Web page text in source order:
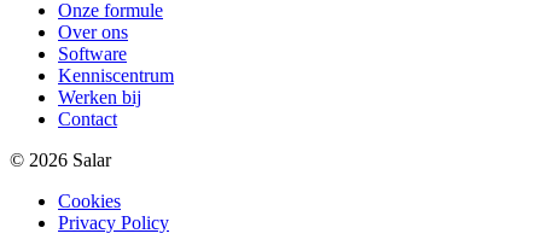
Onze formule
Over ons
Software
Kenniscentrum
Werken bij
Contact
© 2026 Salar
Cookies
Privacy Policy